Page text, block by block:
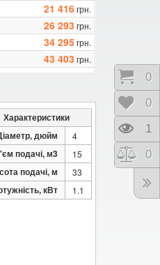
21 416грн.
26 293грн.
34 295грн.
43 403грн.
Характеристики
дюйм
4
подачі, м3 15
подачі, м 33
кВт 1.1
0
0
1
0